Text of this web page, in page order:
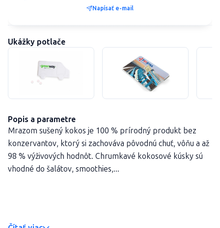
Napísať e-mail
Ukážky potlače
Popis a parametre
Mrazom sušený kokos je 100 % prírodný produkt bez
konzervantov, ktorý si zachováva pôvodnú chuť, vôňu a až
98 % výživových hodnôt. Chrumkavé kokosové kúsky sú
vhodné do šalátov, smoothies,...